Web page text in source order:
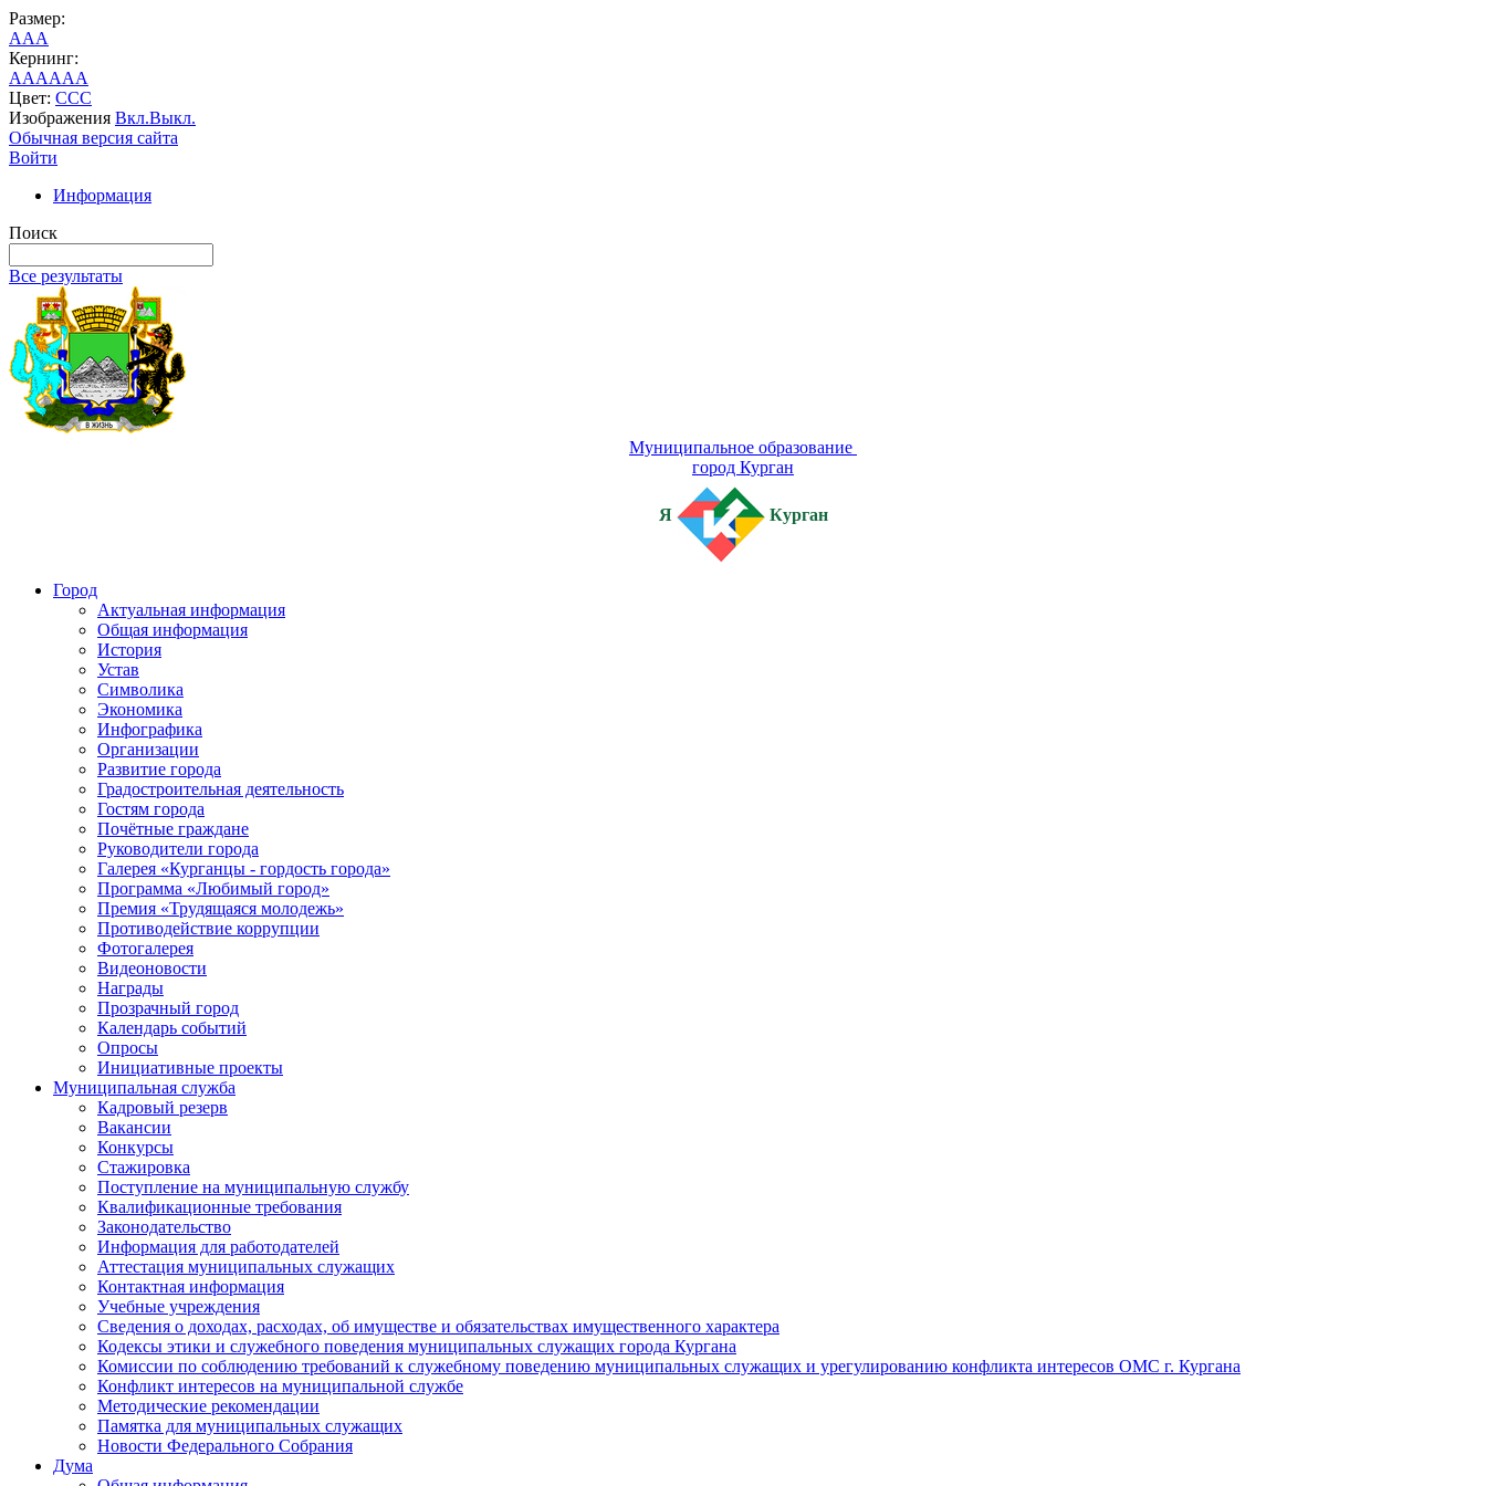
Размер:
AAA
Кернинг:
AAAAAA
Цвет: CCC
Изображения Вкл.Выкл.
Обычная версия сайта
Войти
Информация
Поиск
Все результаты
Муниципальное образование
город Курган
Я Курган
Город
Актуальная информация
Общая информация
История
Устав
Символика
Экономика
Инфографика
Организации
Развитие города
Градостроительная деятельность
Гостям города
Почётные граждане
Руководители города
Галерея «Курганцы - гордость города»
Программа «Любимый город»
Премия «Трудящаяся молодежь»
Противодействие коррупции
Фотогалерея
Видеоновости
Награды
Прозрачный город
Календарь событий
Опросы
Инициативные проекты
Муниципальная служба
Кадровый резерв
Вакансии
Конкурсы
Стажировка
Поступление на муниципальную службу
Квалификационные требования
Законодательство
Информация для работодателей
Аттестация муниципальных служащих
Контактная информация
Учебные учреждения
Сведения о доходах, расходах, об имуществе и обязательствах имущественного характера
Кодексы этики и служебного поведения муниципальных служащих города Кургана
Комиссии по соблюдению требований к служебному поведению муниципальных служащих и урегулированию конфликта интересов ОМС г. Кургана
Конфликт интересов на муниципальной службе
Методические рекомендации
Памятка для муниципальных служащих
Новости Федерального Cобрания
Дума